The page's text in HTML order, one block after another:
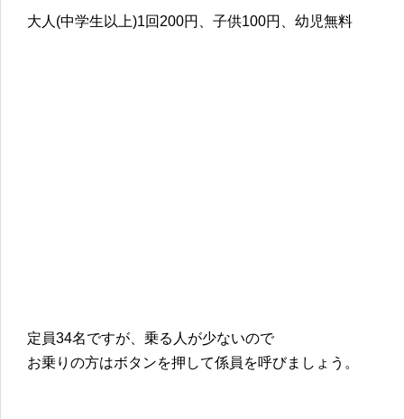
大人(中学生以上)1回200円、子供100円、幼児無料
定員34名ですが、乗る人が少ないので
お乗りの方はボタンを押して係員を呼びましょう。